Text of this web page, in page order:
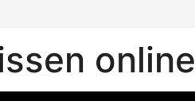
online